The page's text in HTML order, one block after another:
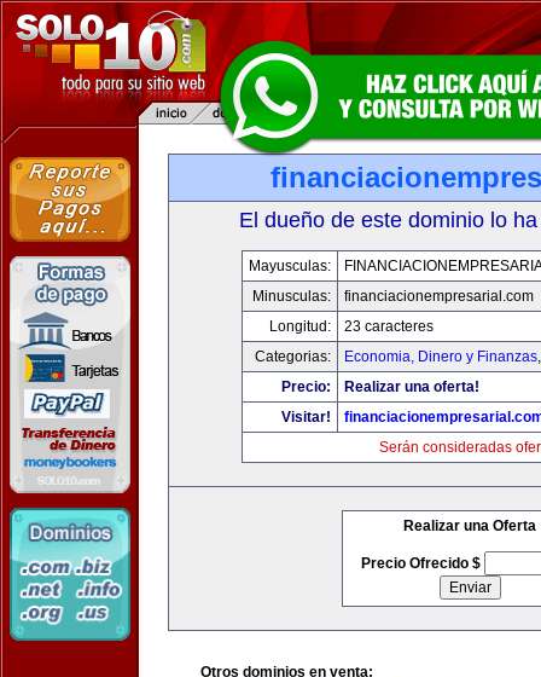
El dueño de este dominio lo
Mayusculas:
Minusculas:
financiacionempresarial.com
Longitud:
23 caracteres
Categorias:
Economia, Dinero y Finanzas
Precio:
Realizar una oferta!
Visitar!
Serán consideradas
Realizar una Oferta
Precio Ofrecido $
Otros dominios en venta: